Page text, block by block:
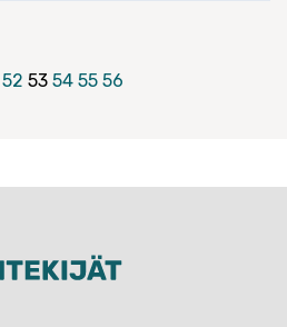
52 53 54 55 56